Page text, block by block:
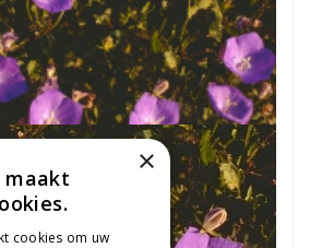
×
maakt
cookies om uw